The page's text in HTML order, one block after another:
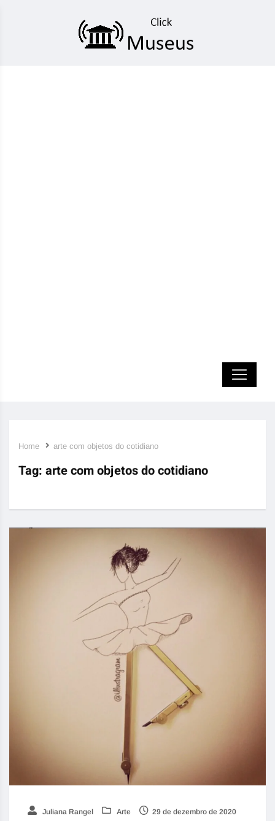
Home arte com objetos do cotidiano
Tag: arte com objetos do cotidiano
Juliana Rangel Arte 29 de dezembro de 2020